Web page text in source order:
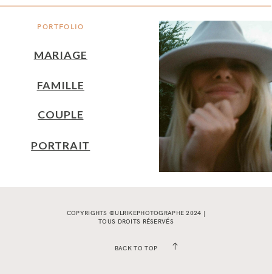
PORTFOLIO
MARIAGE
FAMILLE
COUPLE
PORTRAIT
COPYRIGHTS ©ULRIKEPHOTOGRAPHE 2024 |
TOUS DROITS RÉSERVÉS
BACK TO TOP